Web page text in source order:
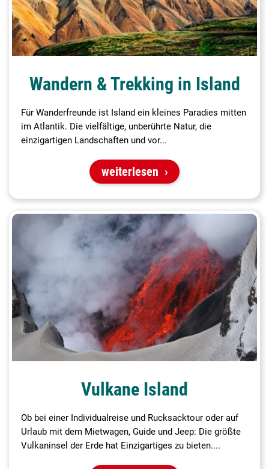
Wandern & Trekking in Island
Für Wanderfreunde ist Island ein kleines Paradies mitten
im Atlantik. Die vielfältige, unberührte Natur, die
einzigartigen Landschaften und vor...
weiterlesen
Vulkane Island
Ob bei einer Individualreise und Rucksacktour oder auf
Urlaub mit dem Mietwagen, Guide und Jeep: Die größte
Vulkaninsel der Erde hat Einzigartiges zu bieten....